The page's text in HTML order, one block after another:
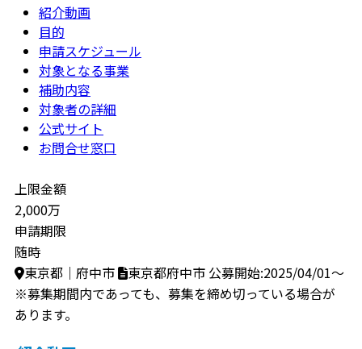
紹介動画
目的
申請スケジュール
対象となる事業
補助内容
対象者の詳細
公式サイト
お問合せ窓口
上限金額
2,000万
申請期限
随時
東京都｜府中市
東京都府中市 公募開始:2025/04/01～
※募集期間内であっても、募集を締め切っている場合が
あります。